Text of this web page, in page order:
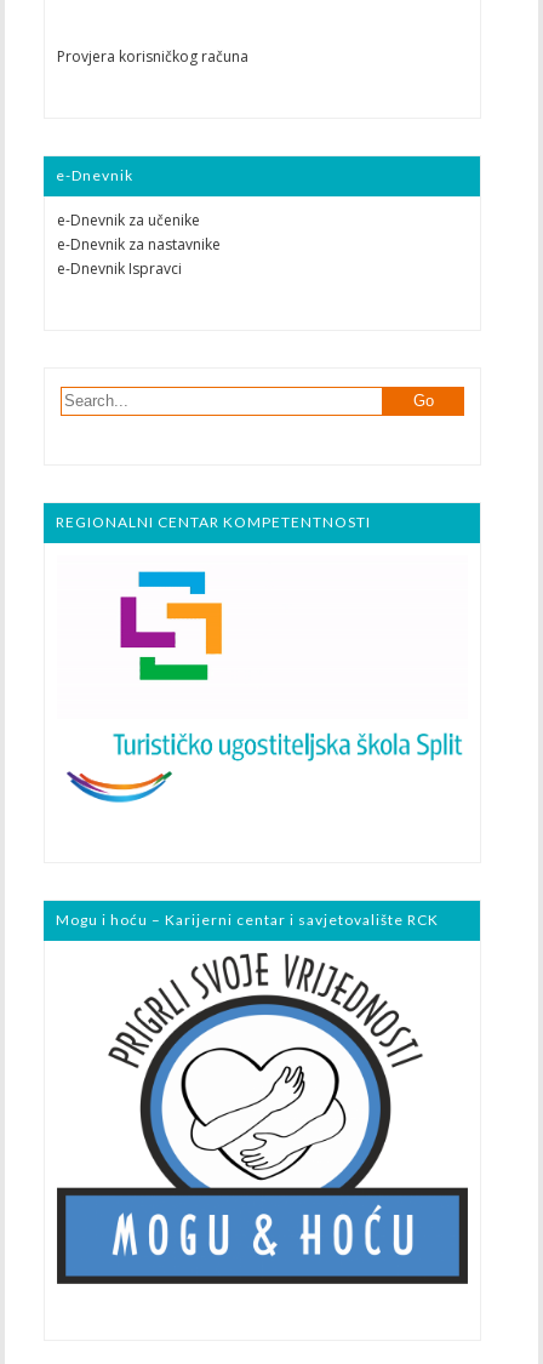
Provjera korisničkog računa
e-Dnevnik
e-Dnevnik za učenike
e-Dnevnik za nastavnike
e-Dnevnik Ispravci
REGIONALNI CENTAR KOMPETENTNOSTI
Mogu i hoću – Karijerni centar i savjetovalište RCK